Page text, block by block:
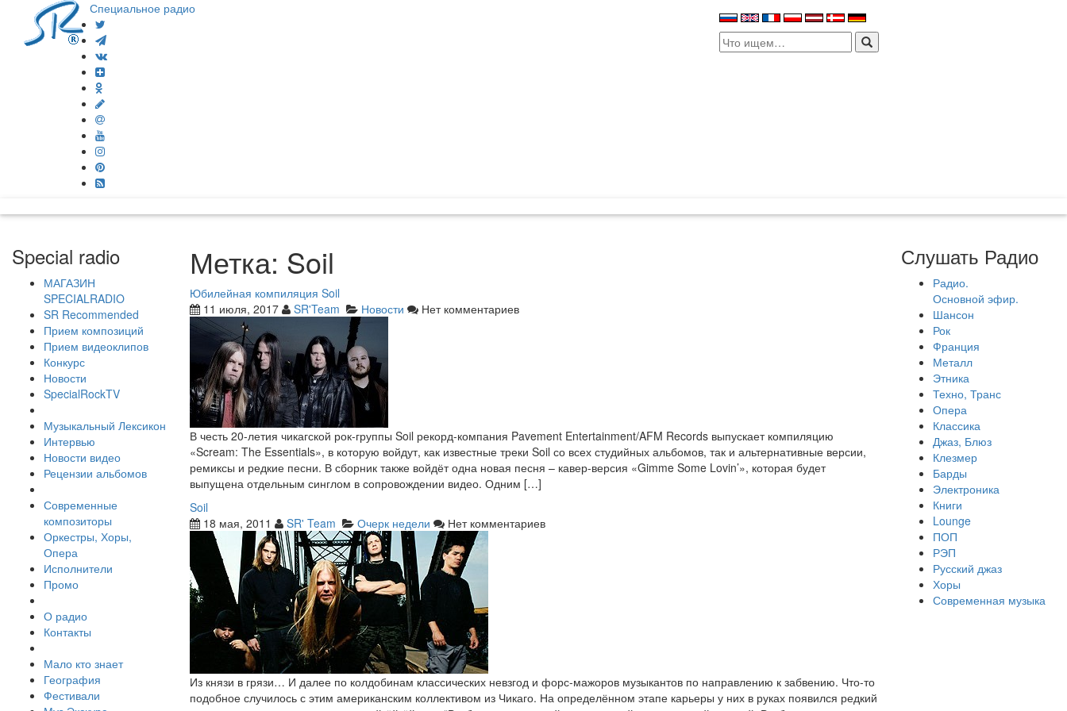
Специальное радио
Search
for:
Special radio
МАГАЗИН
SPECIALRADIO
SR Recommended
Прием композиций
Прием видеоклипов
Конкурс
Новости
SpecialRockTV
Музыкальный Лексикон
Интервью
Новости видео
Рецензии альбомов
Современные
композиторы
Оркестры, Хоры,
Опера
Исполнители
Промо
О радио
Контакты
Мало кто знает
География
Фестивали
Метка: Soil
Юбилейная компиляция Soil
11 июля, 2017
SR'Team Новости Нет комментариев
В честь 20-летия чикагской рок-группы Soil рекорд-компания Pavement Entertainment/AFM Records выпускает компиляцию
«Scream: The Essentials», в которую войдут, как известные треки Soil со всех студийных альбомов, так и альтернативные версии,
ремиксы и редкие песни. В сборник также войдёт одна новая песня – кавер-версия «Gimme Some Lovin’», которая будет
выпущена отдельным синглом в сопровождении видео. Одним […]
Soil
18 мая, 2011
SR' Team Очерк недели Нет комментариев
Из князи в грязи… И далее по колдобинам классических невзгод и форс-мажоров музыкантов по направлению к забвению. Что-то
подобное случилось с этим американским коллективом из Чикаго. На определённом этапе карьеры у них в руках появился редкий
Слушать Радио
Радио.
Основной эфир.
Шансон
Рок
Франция
Металл
Этника
Техно, Транс
Опера
Классика
Джаз, Блюз
Клезмер
Барды
Электроника
Книги
Lounge
ПОП
РЭП
Русский джаз
Хоры
Современная музыка